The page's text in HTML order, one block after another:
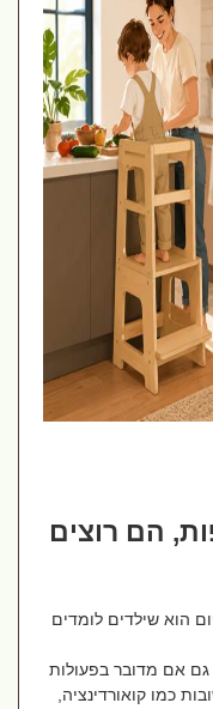
הם רוצים
שילדים לומדים
אם מדובר בפעולות
כמו קואורדינציה,